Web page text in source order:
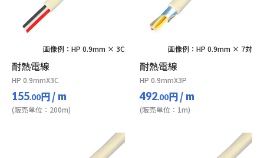
画像例：HP 0.9mm × 3C
耐熱電線
HP 0.9mmX3C
155.00円/ m
(販売単位：200m)
画像例：HP 0.9mm × 7対
耐熱電線
HP 0.9mmX3P
492.00円/ m
(販売単位：1m)